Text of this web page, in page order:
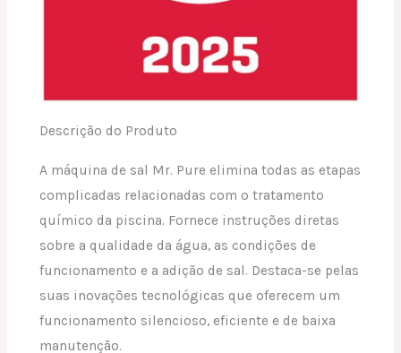
Descrição do Produto
A máquina de sal Mr. Pure elimina todas as etapas
complicadas relacionadas com o tratamento
químico da piscina. Fornece instruções diretas
sobre a qualidade da água, as condições de
funcionamento e a adição de sal. Destaca-se pelas
suas inovações tecnológicas que oferecem um
funcionamento silencioso, eficiente e de baixa
manutenção.